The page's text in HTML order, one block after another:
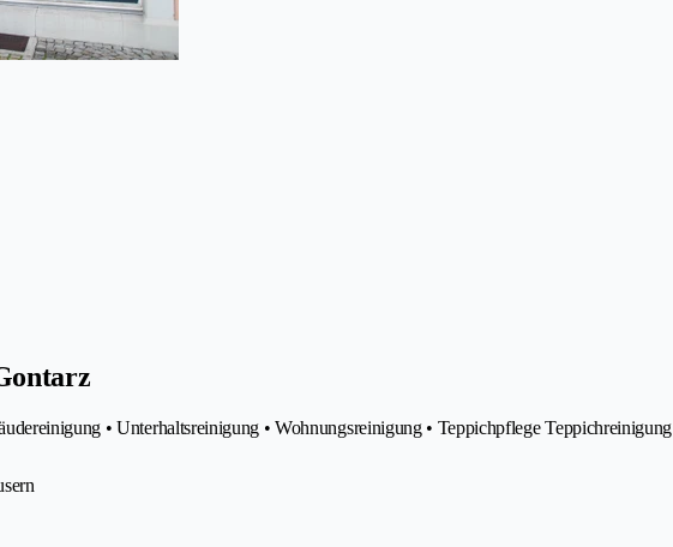
• Unterhaltsreinigung • Wohnungsreinigung • Teppichpflege Teppichreinigung